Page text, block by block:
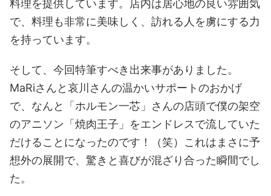
料理を提供しています。店内は居心地の良い雰囲気
で、料理も非常に美味しく、訪れる人を虜にする力
を持っています。
そして、今回特筆すべき出来事がありました。
MaRiさんと哀川さんの温かいサポートのおかげ
で、なんと「ホルモン一芯」さんの店頭で僕の架空
のアニソン「焼肉王子」をエンドレスで流していた
だけることになったのです！（笑）これはまさに予
想外の展開で、驚きと喜びが混ざり合った瞬間でし
た。